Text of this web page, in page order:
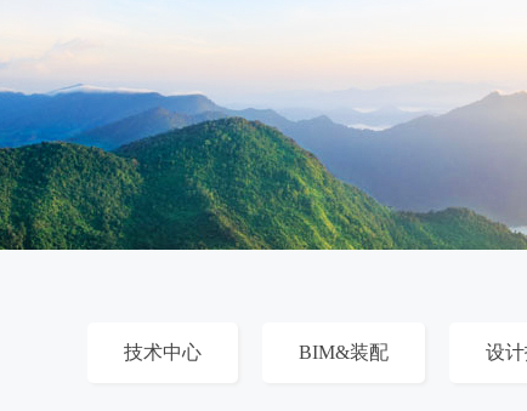
技术中心 BIM&装配 设